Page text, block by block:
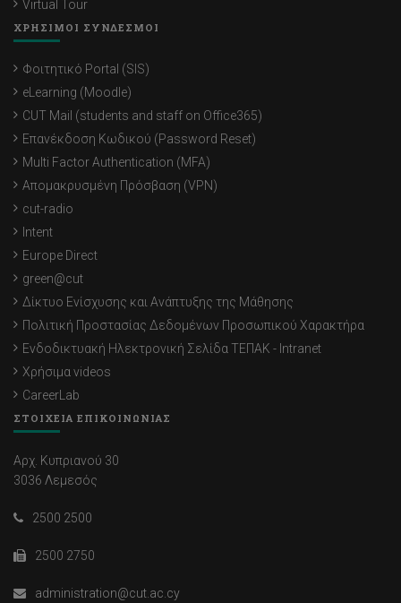
Virtual Tour
ΧΡΗΣΙΜΟΙ ΣΥΝΔΕΣΜΟΙ
Φοιτητικό Portal (SIS)
eLearning (Moodle)
CUT Mail (students and staff on Office365)
Επανέκδοση Κωδικού (Password Reset)
Multi Factor Authentication (MFA)
Απομακρυσμένη Πρόσβαση (VPN)
cut-radio
Intent
Europe Direct
green@cut
Δίκτυο Ενίσχυσης και Ανάπτυξης της Μάθησης
Πολιτική Προστασίας Δεδομένων Προσωπικού Χαρακτήρα
Ενδοδικτυακή Ηλεκτρονική Σελίδα ΤΕΠΑΚ - Intranet
Χρήσιμα videos
CareerLab
ΣΤΟΙΧΕΙΑ ΕΠΙΚΟΙΝΩΝΙΑΣ
Αρχ. Κυπριανού 30
3036 Λεμεσός
2500 2500
2500 2750
administration@cut.ac.cy